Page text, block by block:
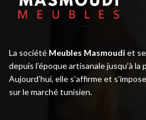
La société Meubles Masmoudi et
depuis l’époque artisanale jusqu’à
Aujourd’hui, elle s’affirme et
sur le marché tunisien.